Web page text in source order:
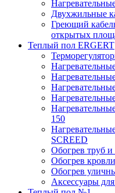
Двухжильные
Греющий
открытых
Теплый пол ERGERT
150
SCREED
Обогрев труб и
Обогрев
Обогрев
Аксессуары